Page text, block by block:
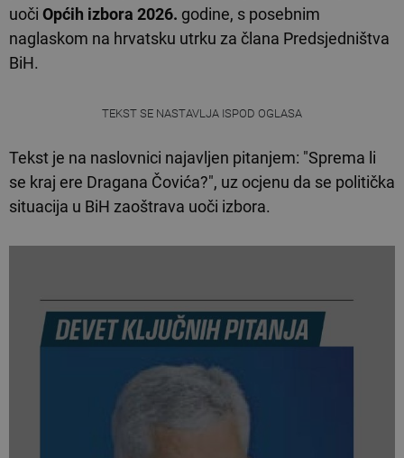
uoči Općih izbora 2026. godine, s posebnim
naglaskom na hrvatsku utrku za člana Predsjedništva
BiH.
TEKST SE NASTAVLJA ISPOD OGLASA
Tekst je na naslovnici najavljen pitanjem: "Sprema li
se kraj ere Dragana Čovića?", uz ocjenu da se politička
situacija u BiH zaoštrava uoči izbora.